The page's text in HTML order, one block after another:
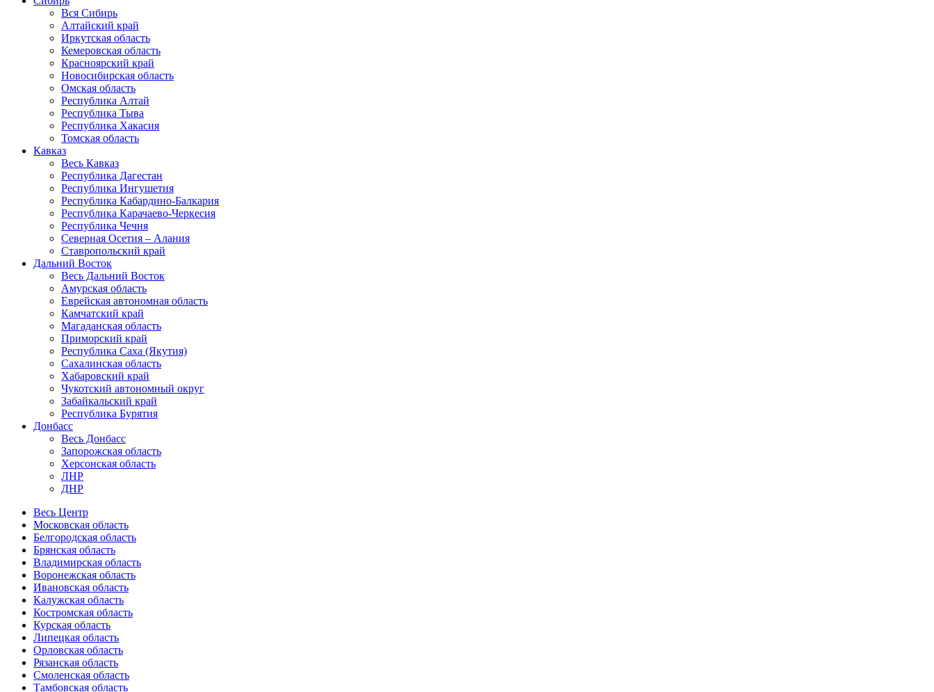
Вся Сибирь
Алтайский край
Иркутская область
Кемеровская область
Красноярский край
Новосибирская область
Омская область
Республика Алтай
Республика Тыва
Республика Хакасия
Томская область
Кавказ
Весь Кавказ
Республика Дагестан
Республика Ингушетия
Республика Кабардино-Балкария
Республика Карачаево-Черкесия
Республика Чечня
Северная Осетия – Алания
Ставропольский край
Дальний Восток
Весь Дальний Восток
Амурская область
Еврейская автономная область
Камчатский край
Магаданская область
Приморский край
Республика Саха (Якутия)
Сахалинская область
Хабаровский край
Чукотский автономный округ
Забайкальский край
Республика Бурятия
Донбасс
Весь Донбасс
Запорожская область
Херсонская область
ЛНР
ДНР
Весь Центр
Московская область
Белгородская область
Брянская область
Владимирская область
Воронежская область
Ивановская область
Калужская область
Костромская область
Курская область
Липецкая область
Орловская область
Рязанская область
Смоленская область
Тамбовская область